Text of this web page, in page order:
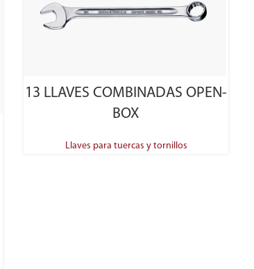
13 LLAVES COMBINADAS OPEN-
BOX
Llaves para tuercas y tornillos